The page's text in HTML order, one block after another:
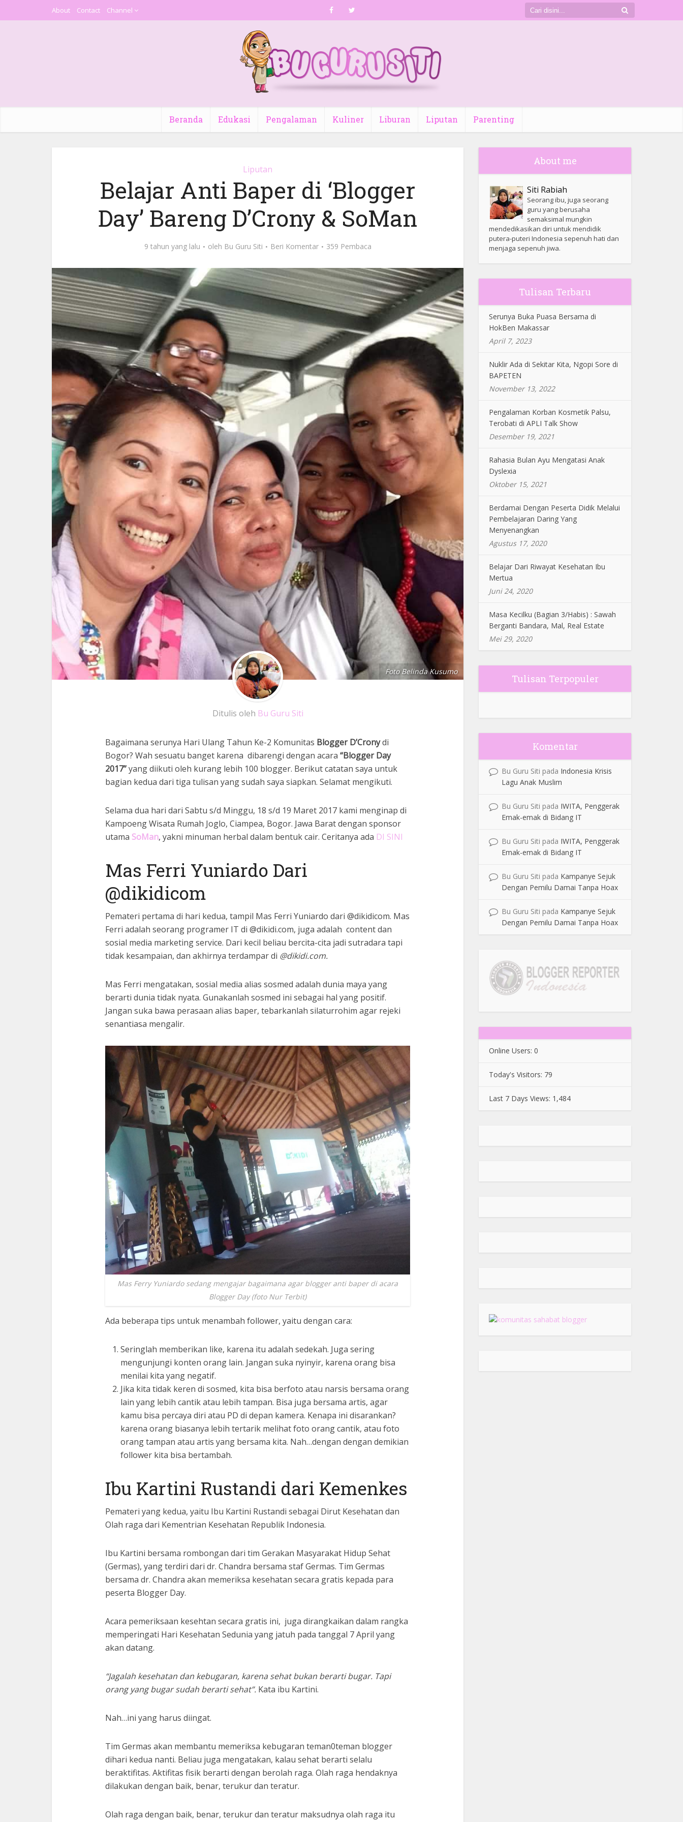
About Contact Channel
Beranda Edukasi Pengalaman Kuliner Liburan Liputan Parenting
Liputan
Belajar Anti Baper di ‘Blogger
Day’ Bareng D’Crony & SoMan
9 tahun yang lalu oleh Bu Guru Siti Beri Komentar 359 Pembaca
Foto Belinda Kusumo
Ditulis oleh Bu Guru Siti
Bagaimana serunya Hari Ulang Tahun Ke-2 Komunitas Blogger D’Cronydi
Bogor? Wah sesuatu banget karena dibarengi dengan acara “Blogger Day
2017”yang diikuti oleh kurang lebih 100 blogger. Berikut catatan saya untuk
bagian kedua dari tiga tulisan yang sudah saya siapkan. Selamat mengikuti.
Selama dua hari dari Sabtu s/d Minggu, 18 s/d 19 Maret 2017 kami menginap di
Kampoeng Wisata Rumah Joglo, Ciampea, Bogor. Jawa Barat dengan sponsor
utama SoMan, yakni minuman herbal dalam bentuk cair. Ceritanya ada DI SINI
Mas Ferri Yuniardo Dari
@dikidicom
Pemateri pertama di hari kedua, tampil Mas Ferri Yuniardo dari @dikidicom. Mas
Ferri adalah seorang programer IT di @dikidi.com, juga adalah content dan
sosial media marketing service. Dari kecil beliau bercita-cita jadi sutradara tapi
tidak kesampaian, dan akhirnya terdampar di @dikidi.com.
Mas Ferri mengatakan, sosial media alias sosmed adalah dunia maya yang
berarti dunia tidak nyata. Gunakanlah sosmed ini sebagai hal yang positif.
Jangan suka bawa perasaan alias baper, tebarkanlah silaturrohim agar rejeki
senantiasa mengalir.
Mas Ferry Yuniardo sedang mengajar bagaimana agar blogger anti baper di acara
Blogger Day (foto Nur Terbit)
Ada beberapa tips untuk menambah follower, yaitu dengan cara:
Seringlah memberikan like, karena itu adalah sedekah. Juga sering
mengunjungi konten orang lain. Jangan suka nyinyir, karena orang bisa
menilai kita yang negatif.
Jika kita tidak keren di sosmed, kita bisa berfoto atau narsis bersama orang
lain yang lebih cantik atau lebih tampan. Bisa juga bersama artis, agar
kamu bisa percaya diri atau PD di depan kamera. Kenapa ini disarankan?
karena orang biasanya lebih tertarik melihat foto orang cantik, atau foto
orang tampan atau artis yang bersama kita. Nah…dengan dengan demikian
follower kita bisa bertambah.
Ibu Kartini Rustandi dari Kemenkes
Pemateri yang kedua, yaitu Ibu Kartini Rustandi sebagai Dirut Kesehatan dan
Olah raga dari Kementrian Kesehatan Republik Indonesia.
Ibu Kartini bersama rombongan dari tim Gerakan Masyarakat Hidup Sehat
(Germas), yang terdiri dari dr. Chandra bersama staf Germas. Tim Germas
bersama dr. Chandra akan memeriksa kesehatan secara gratis kepada para
peserta Blogger Day.
Acara pemeriksaan kesehtan secara gratis ini, juga dirangkaikan dalam rangka
memperingati Hari Kesehatan Sedunia yang jatuh pada tanggal 7 April yang
akan datang.
“Jagalah kesehatan dan kebugaran, karena sehat bukan berarti bugar. Tapi
orang yang bugar sudah berarti sehat”. Kata ibu Kartini.
Nah…ini yang harus diingat.
Tim Germas akan membantu memeriksa kebugaran teman0teman blogger
dihari kedua nanti. Beliau juga mengatakan, kalau sehat berarti selalu
beraktifitas. Aktifitas fisik berarti dengan berolah raga. Olah raga hendaknya
dilakukan dengan baik, benar, terukur dan teratur.
Olah raga dengan baik, benar, terukur dan teratur maksudnya olah raga itu
About me
Siti Rabiah
Seorang ibu, juga seorang
guru yang berusaha
semaksimal mungkin
mendedikasikan diri untuk mendidik
putera-puteri Indonesia sepenuh hati dan
menjaga sepenuh jiwa.
Tulisan Terbaru
Serunya Buka Puasa Bersama di
HokBen Makassar
April 7, 2023
Nuklir Ada di Sekitar Kita, Ngopi Sore di
BAPETEN
November 13, 2022
Pengalaman Korban Kosmetik Palsu,
Terobati di APLI Talk Show
Desember 19, 2021
Rahasia Bulan Ayu Mengatasi Anak
Dyslexia
Oktober 15, 2021
Berdamai Dengan Peserta Didik Melalui
Pembelajaran Daring Yang
Menyenangkan
Agustus 17, 2020
Belajar Dari Riwayat Kesehatan Ibu
Mertua
Juni 24, 2020
Masa Kecilku (Bagian 3/Habis) : Sawah
Berganti Bandara, Mal, Real Estate
Mei 29, 2020
Tulisan Terpopuler
Komentar
Bu Guru Siti pada Indonesia Krisis
Lagu Anak Muslim
Bu Guru Siti pada IWITA, Penggerak
Emak-emak di Bidang IT
Bu Guru Siti pada IWITA, Penggerak
Emak-emak di Bidang IT
Bu Guru Siti pada Kampanye Sejuk
Dengan Pemilu Damai Tanpa Hoax
Bu Guru Siti pada Kampanye Sejuk
Dengan Pemilu Damai Tanpa Hoax
Online Users: 0
Today's Visitors: 79
Last 7 Days Views: 1,484